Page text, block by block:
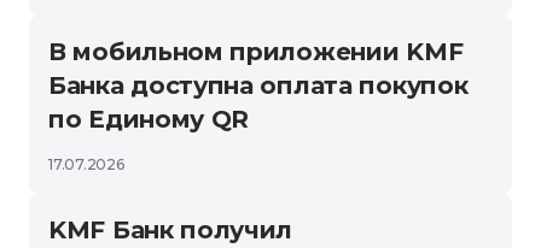
В мобильном приложении KMF
Банка доступна оплата покупок
по Единому QR
17.07.2026
KMF Банк получил